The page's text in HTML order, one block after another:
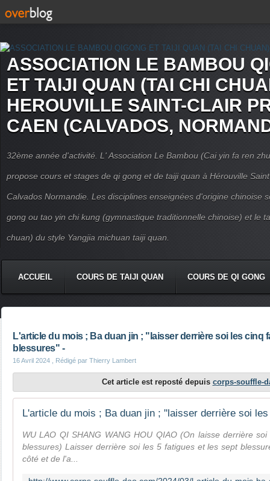
ASSOCIATION LE BAMBOU
ET TAIJI QUAN (TAI CHI
HEROUVILLE SAINT-CLAIR
CAEN (CALVADOS,
32ème année d'activité. L' Association Le Bambou (Cai yin fa ren
propose cours et stages de qi gong et de taiji quan à Hérouville
Calvados Normandie. Les disciplines enseignées d'origine chinoise
gong ou tao yin chi kung (gymnastique traditionnelle chinoise) et le
chuan) du style Yangjia michuan taiji quan.
ACCUEIL COURS DE TAIJI QUAN COURS DE QI GONG
L'article du mois ; Ba duan jin ; "laisser derrière soi les cinq
blessures" -
16 Avril 2024 , Rédigé par Thierry Lambert
Cet article est reposté depuis corps-souffle-
WU LAO QI SHANG WANG HOU QIAO (On laisse derrière
blessures) Laisser derrière soi les 5 fatigues et les sept
côté et de l'a...